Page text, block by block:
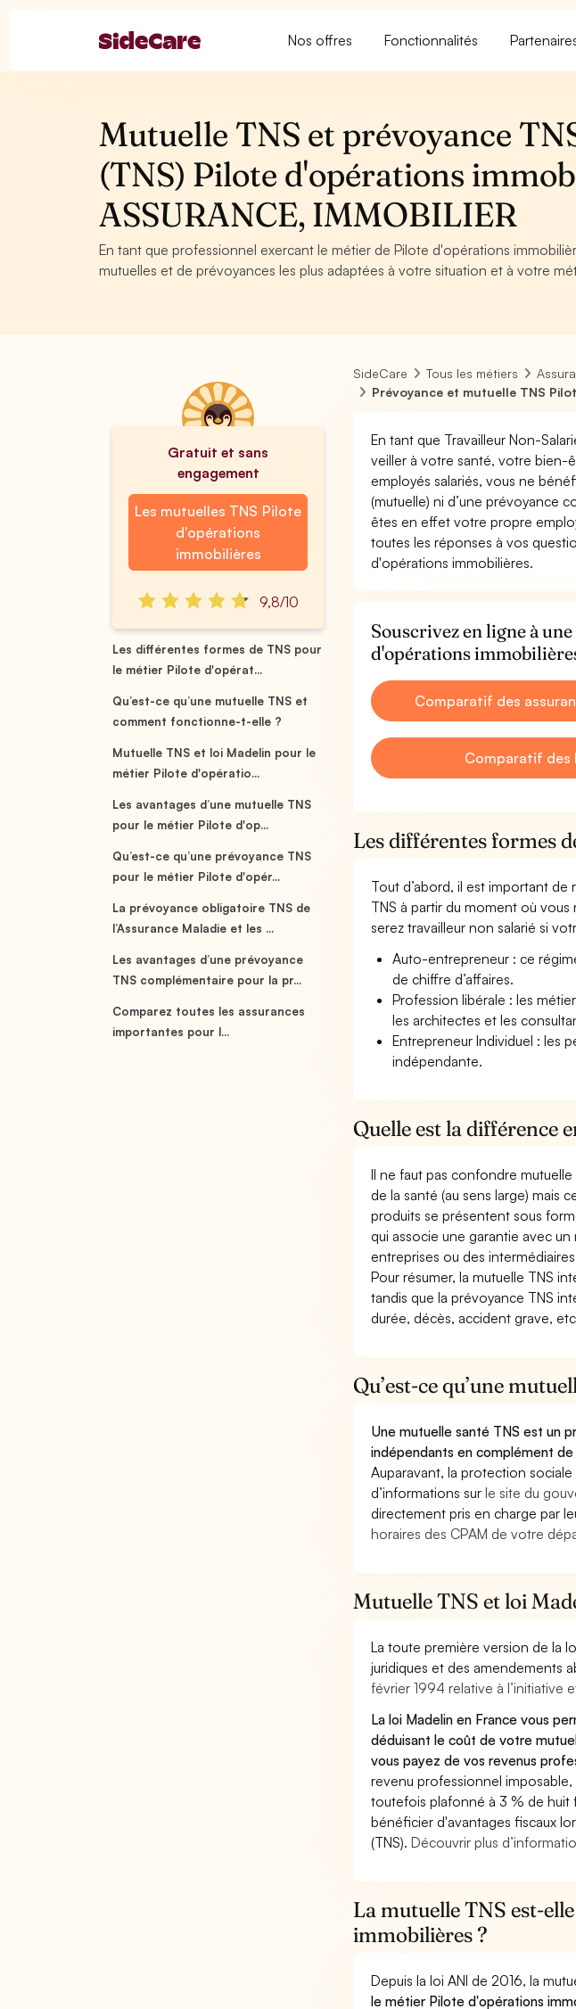
Nos offres Fonctionnalités
Mutuelle TNS et prévoyance
(TNS) Pilote d'opérations
ASSURANCE, IMMOBILIER
En tant que professionnel exercant le métier de Pilote d'opérations
mutuelles et de prévoyances les plus adaptées à votre situation et à votre
Gratuit et sans
engagement
Les mutuelles TNS Pilote
d'opérations
immobilières
9,8/10
Les différentes formes de TNS pour
le métier Pilote d'opérat...
Qu’est-ce qu’une mutuelle TNS et
comment fonctionne-t-elle ?
Mutuelle TNS et loi Madelin pour le
métier Pilote d'opératio...
Les avantages d’une mutuelle TNS
pour le métier Pilote d'op...
Qu’est-ce qu’une prévoyance TNS
pour le métier Pilote d'opér...
La prévoyance obligatoire TNS de
l’Assurance Maladie et les ...
Les avantages d’une prévoyance
TNS complémentaire pour la pr...
Comparez toutes les assurances
importantes pour l...
SideCare Tous les métiers
Prévoyance et mutuelle TNS
En tant que Travailleur Non-
veiller à votre santé, votre
employés salariés, vous ne
(mutuelle) ni d’une prévoyance
êtes en effet votre propre
toutes les réponses à vos
d'opérations immobilières.
Souscrivez en ligne à
d'opérations
Comparatif des
Comparatif des
Les différentes formes
Tout d’abord, il est important de
TNS à partir du moment où vous
serez travailleur non salarié si
Auto-entrepreneur : ce
de chiffre d’affaires.
Profession libérale : les
les architectes et les
Entrepreneur Individuel : les
indépendante.
Quelle est la différence
Il ne faut pas confondre
de la santé (au sens large) mais
produits se présentent sous
qui associe une garantie avec
entreprises ou des
Pour résumer, la mutuelle TNS
tandis que la prévoyance TNS
durée, décès, accident grave,
Qu’est-ce qu’une
Une mutuelle santé TNS est un
indépendants en complément
Auparavant, la protection
d’informations surle site du
directement pris en charge par
horaires des CPAM de votre
Mutuelle TNS et loi
La toute première version de la
juridiques et des amendements
février 1994 relative à l’initiative
La loi Madelin en France vous
déduisant le coût de votre
vous payez de vos revenus
revenu professionnel
toutefois plafonné à 3 % de huit
bénéficier d'avantages fiscaux
(TNS).Découvrir plus
La mutuelle TNS est-
immobilières ?
Depuis la loi ANI de 2016, la
le métier Pilote d'opérations